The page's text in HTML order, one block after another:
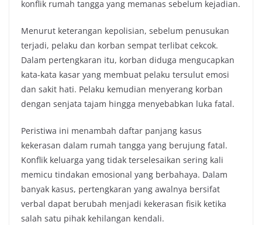
konflik rumah tangga yang memanas sebelum kejadian.
Menurut keterangan kepolisian, sebelum penusukan
terjadi, pelaku dan korban sempat terlibat cekcok.
Dalam pertengkaran itu, korban diduga mengucapkan
kata-kata kasar yang membuat pelaku tersulut emosi
dan sakit hati. Pelaku kemudian menyerang korban
dengan senjata tajam hingga menyebabkan luka fatal.
Peristiwa ini menambah daftar panjang kasus
kekerasan dalam rumah tangga yang berujung fatal.
Konflik keluarga yang tidak terselesaikan sering kali
memicu tindakan emosional yang berbahaya. Dalam
banyak kasus, pertengkaran yang awalnya bersifat
verbal dapat berubah menjadi kekerasan fisik ketika
salah satu pihak kehilangan kendali.